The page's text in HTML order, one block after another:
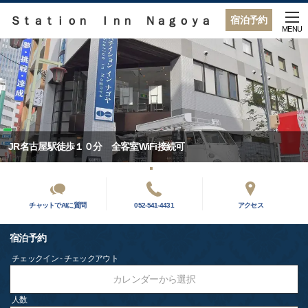
宿泊予約
Ｓｔａｔｉｏｎ Ｉｎｎ Ｎａｇｏｙａ
MENU
JR名古屋駅徒歩１０分 全客室WiFi接続可
チャットでAIに質問 052-541-4431 アクセス
宿泊予約
チェックイン - チェックアウト
カレンダーから選択
人数